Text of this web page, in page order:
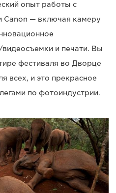
опыт работы с
Canon — включая камеру
и печати. Вы
фестиваля во Дворце
всех, и это прекрасное
по фотоиндустрии.